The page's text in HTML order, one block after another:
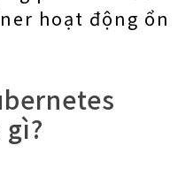
hoạt động ổn